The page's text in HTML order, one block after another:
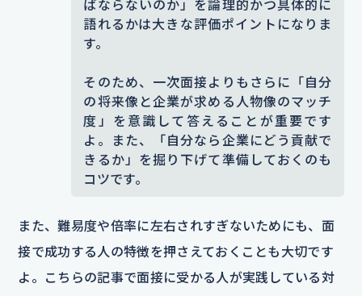
ばならないのか」を論理的かつ具体的に
語れるかは大きな評価ポイントになりま
す。
そのため、一次面接よりもさらに「自分
の将来像と企業が求める人物像のマッチ
度」を意識して答えることが重要です
よ。また、「自分なら企業にどう貢献で
きるか」を掘り下げて準備しておくのも
コツです。
また、難易度や倍率に左右されすぎないためにも、面
接で成功する人の特徴を押さえておくことも大切です
よ。こちらの記事で面接に受かる人が実践している対